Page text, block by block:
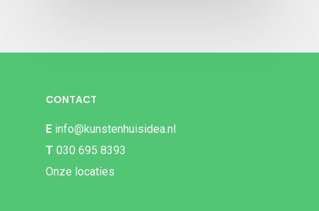
CONTACT
E info@kunstenhuisidea.nl
T 030 695 8393
Onze locaties